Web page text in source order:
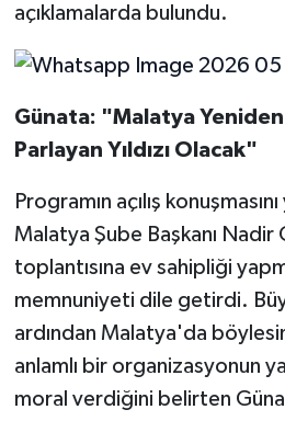
açıklamalarda bulundu.
Günata: "Malatya
Parlayan Yıldızı Olacak"
Programın açılış
Malatya Şube Başkanı
toplantısına ev sahipliği
memnuniyeti dile getirdi.
ardından Malatya'da
anlamlı bir organizasyonun
moral verdiğini belirten